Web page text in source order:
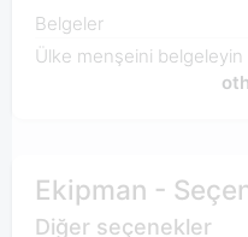
Belgeler
Ülke menşeini belgeleyin
Ekipman -
Diğer seçenekler